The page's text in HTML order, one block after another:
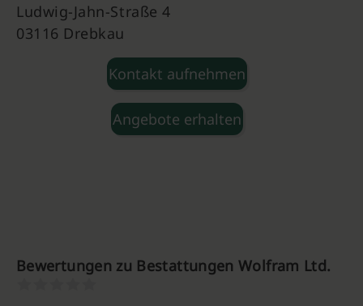
Ludwig-Jahn-Straße 4
03116 Drebkau
Kontakt aufnehmen
Angebote erhalten
Bewertungen zu Bestattungen Wolfram Ltd.